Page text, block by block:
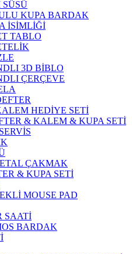
SÜSÜ
KUPA BARDAK
İSİMLİĞİ
TABLO
3D BİBLO
ÇERÇEVE
HEDİYE SETİ
& KALEM & KUPA SETİ
ÇAKMAK
& KUPA SETİ
MOUSE PAD
SAATİ
BARDAK